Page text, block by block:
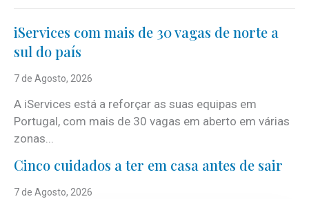
iServices com mais de 30 vagas de norte a
sul do país
7 de Agosto, 2026
A iServices está a reforçar as suas equipas em
Portugal, com mais de 30 vagas em aberto em várias
zonas...
Cinco cuidados a ter em casa antes de sair
7 de Agosto, 2026